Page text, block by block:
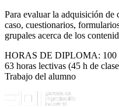
Para evaluar la adquisición de
caso, cuestionarios,
grupales acerca de los
HORAS DE DIPLOMA: 100
63 horas lectivas (45 h de
Trabajo del alumno